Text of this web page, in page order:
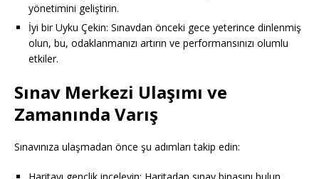
yönetimini geliştirin.
İyi bir Uyku Çekin: Sınavdan önceki gece yeterince dinlenmiş
olun, bu, odaklanmanızı artırın ve performansınızı olumlu
etkiler.
Sınav Merkezi Ulaşımı ve
Zamanında Varış
Sınavınıza ulaşmadan önce şu adımları takip edin:
Haritayı gençlik inceleyin: Haritadan sınav binasını bulun,